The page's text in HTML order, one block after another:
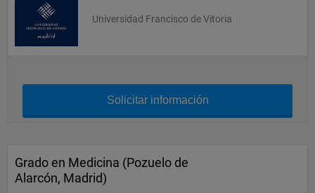
Universidad Francisco de Vitoria
Solicitar información
Grado en Medicina (Pozuelo de
Alarcón, Madrid)